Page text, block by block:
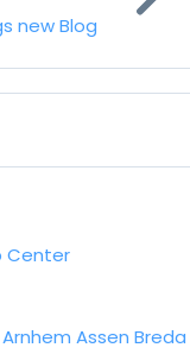
newBlog
Center
Arnhem Assen Breda